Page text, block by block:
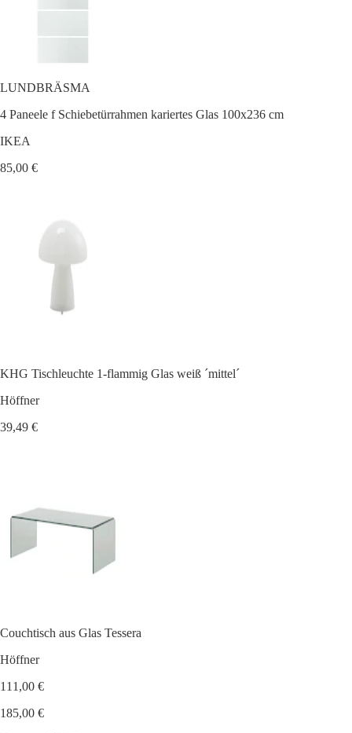
LUNDBRÄSMA
4 Paneele f Schiebetürrahmen kariertes Glas 100x236 cm
IKEA
85,00 €
KHG Tischleuchte 1-flammig Glas weiß ´mittel´
Höffner
39,49 €
Couchtisch aus Glas Tessera
Höffner
111,00 €
185,00 €